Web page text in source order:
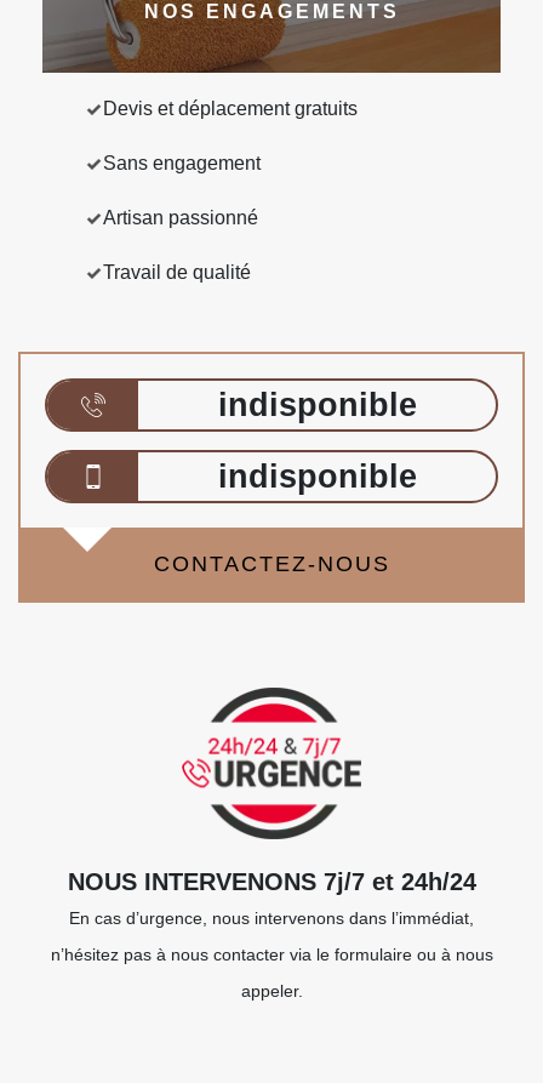
NOS ENGAGEMENTS
Devis et déplacement gratuits
Sans engagement
Artisan passionné
Travail de qualité
indisponible
indisponible
CONTACTEZ-NOUS
NOUS INTERVENONS 7j/7 et 24h/24
En cas d’urgence, nous intervenons dans l’immédiat,
n’hésitez pas à nous contacter via le formulaire ou à nous
appeler.